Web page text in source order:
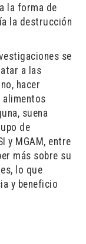
la forma de
la destrucción
se
a las
hacer
alimentos
suena
de
y MGAM, entre
más sobre su
lo que
y beneficio